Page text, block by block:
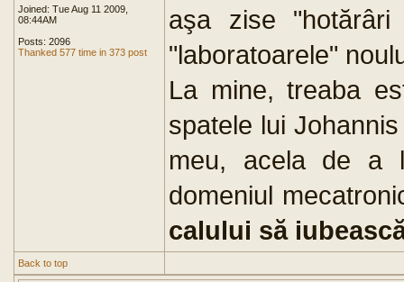
Joined: Tue Aug 11 2009,
08:44AM
Posts: 2096
Thanked 577 time in 373 post
aşa zise "hotărâri
"laboratoarele"
La mine, treaba
spatele lui
meu, acela de a
domeniul
calului să
Back to top